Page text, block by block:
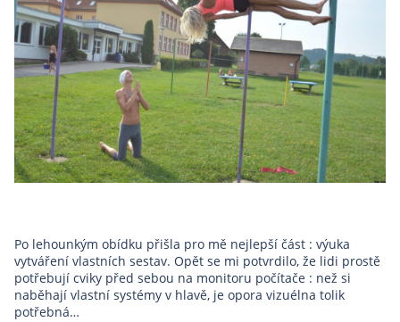
Po lehounkým obídku přišla pro mě nejlepší část : výuka
vytváření vlastních sestav. Opět se mi potvrdilo, že lidi prostě
potřebují cviky před sebou na monitoru počítače : než si
naběhají vlastní systémy v hlavě, je opora vizuélna tolik
potřebná…